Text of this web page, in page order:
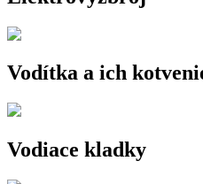
Vodítka a ich
Vodiace kladky